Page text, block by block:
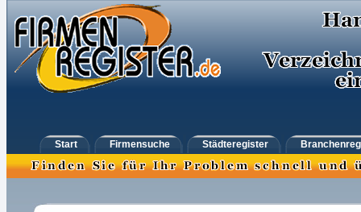
Start Firmensuche Städteregister